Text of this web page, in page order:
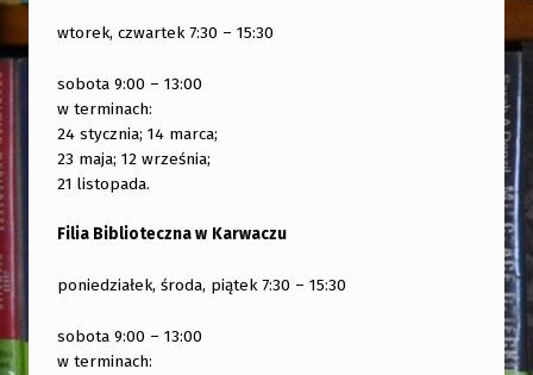
wtorek, czwartek 7:30 – 15:30
sobota 9:00 – 13:00
w terminach:
24 stycznia; 14 marca;
23 maja; 12 września;
21 listopada.
Filia Biblioteczna w Karwaczu
poniedziałek, środa, piątek 7:30 – 15:30
sobota 9:00 – 13:00
w terminach: